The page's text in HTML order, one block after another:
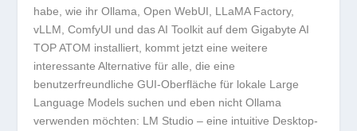
habe, wie ihr Ollama, Open WebUI, LLaMA Factory,
vLLM, ComfyUI und das AI Toolkit auf demGigabyte AI
TOP ATOM installiert, kommt jetzt eine weitere
interessante Alternative für alle, die eine
benutzerfreundliche GUI-Oberfläche für lokale Large
Language Models suchen und eben nicht Ollama
verwenden möchten: LM Studio – eine intuitive Desktop-